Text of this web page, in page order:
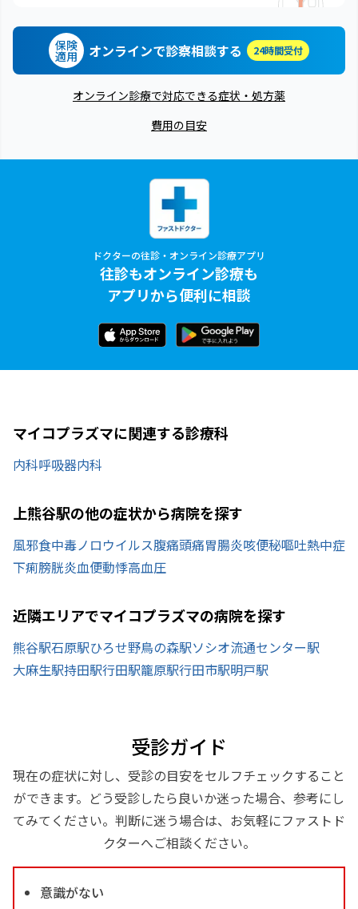
保険
適用 オンラインで診察相談する 24時間受付
オンライン診療で対応できる症状・処方薬
費用の目安
ドクターの往診・オンライン診療アプリ
往診もオンライン診療も
アプリから便利に相談
マイコプラズマに関連する診療科
内科呼吸器内科
上熊谷駅の他の症状から病院を探す
風邪食中毒ノロウイルス腹痛頭痛胃腸炎咳便秘嘔吐熱中症
下痢膀胱炎血便動悸高血圧
近隣エリアでマイコプラズマの病院を探す
熊谷駅石原駅ひろせ野鳥の森駅ソシオ流通センター駅
大麻生駅持田駅行田駅籠原駅行田市駅明戸駅
受診ガイド
現在の症状に対し、受診の目安をセルフチェックすること
ができます。どう受診したら良いか迷った場合、参考にし
てみてください。判断に迷う場合は、お気軽にファストド
クターへご相談ください。
意識がない